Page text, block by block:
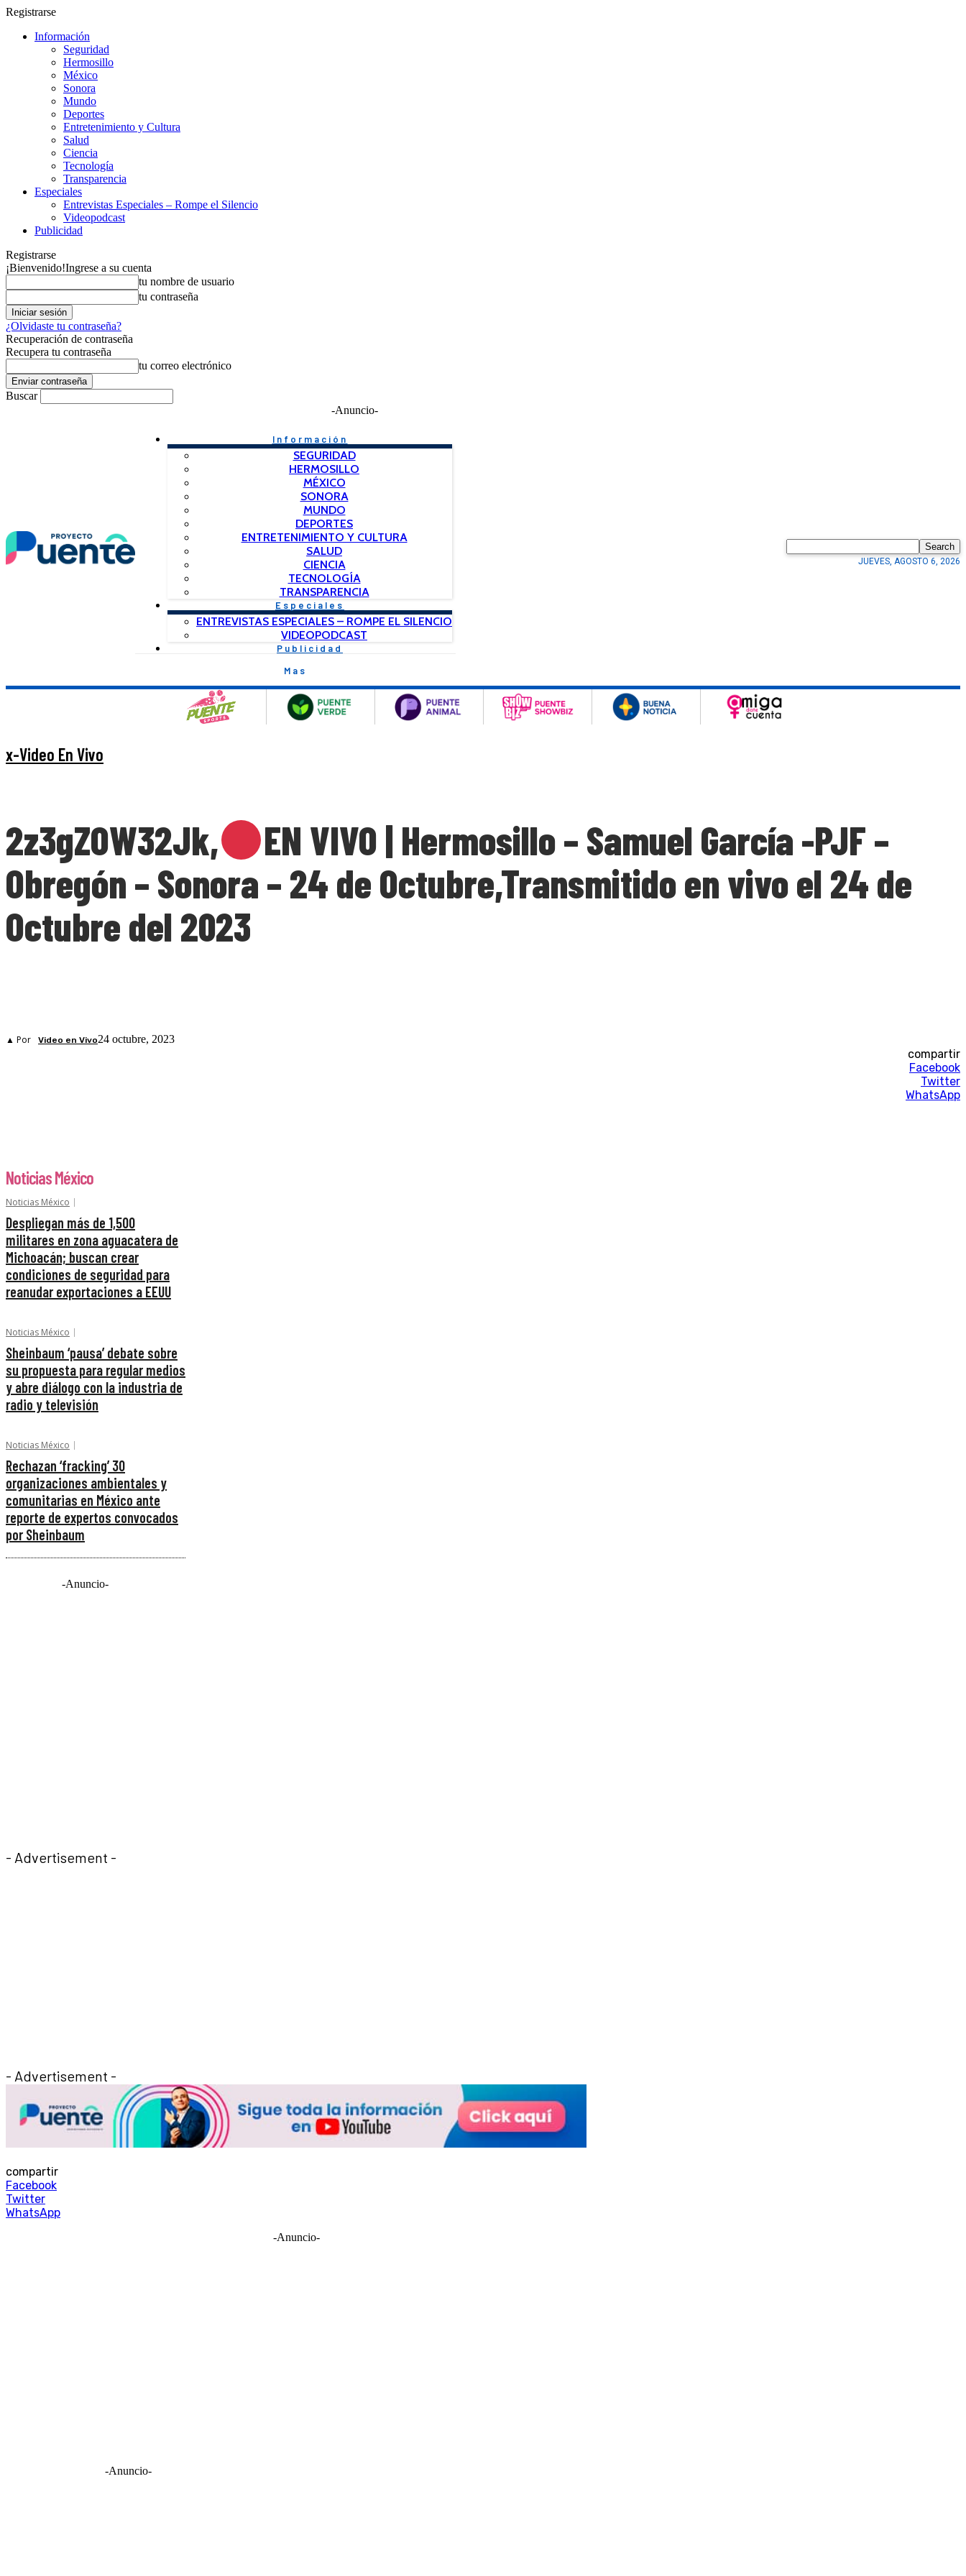
Registrarse
Información
Seguridad
Hermosillo
México
Sonora
Mundo
Deportes
Entretenimiento y Cultura
Salud
Ciencia
Tecnología
Transparencia
Especiales
Entrevistas Especiales – Rompe el Silencio
Videopodcast
Publicidad
Registrarse
¡Bienvenido!Ingrese a su cuenta
tu nombre de usuario
tu contraseña
¿Olvidaste tu contraseña?
Recuperación de contraseña
Recupera tu contraseña
tu correo electrónico
Buscar
-Anuncio-
Información
SEGURIDAD
HERMOSILLO
MÉXICO
SONORA
MUNDO
DEPORTES
ENTRETENIMIENTO Y CULTURA
SALUD
CIENCIA
TECNOLOGÍA
TRANSPARENCIA
Especiales
ENTREVISTAS ESPECIALES – ROMPE EL SILENCIO
VIDEOPODCAST
Publicidad
Mas
Search
JUEVES, AGOSTO 6, 2026
x-Video En Vivo
2z3gZOW32Jk,
EN VIVO | Hermosillo – Samuel García -PJF –
Obregón – Sonora – 24 de Octubre,Transmitido en vivo el 24 de
Octubre del 2023
▲ Por Video en Vivo24 octubre, 2023
compartir
Facebook
Twitter
WhatsApp
Noticias México
Noticias México
Despliegan más de 1,500
militares en zona aguacatera de
Michoacán; buscan crear
condiciones de seguridad para
reanudar exportaciones a EEUU
Noticias México
Sheinbaum ‘pausa’ debate sobre
su propuesta para regular medios
y abre diálogo con la industria de
radio y televisión
Noticias México
Rechazan ‘fracking’ 30
organizaciones ambientales y
comunitarias en México ante
reporte de expertos convocados
por Sheinbaum
-Anuncio-
- Advertisement -
- Advertisement -
compartir
Facebook
Twitter
WhatsApp
-Anuncio-
-Anuncio-